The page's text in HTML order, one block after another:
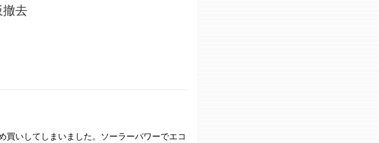
撤去
買いしてしまいました。ソーラーパワーでエコ